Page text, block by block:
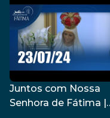
Juntos com Nossa
Senhora de Fátima |